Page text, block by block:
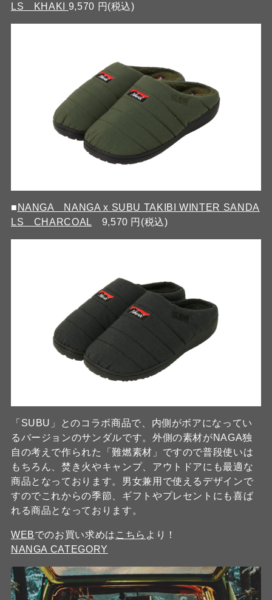
LS KHAKI 9,570 円(税込)
■ NANGA NANGA x SUBU TAKIBI WINTER SANDA
LS CHARCOAL 9,570 円(税込)
「SUBU」とのコラボ商品で、内側がボアになってい
るバージョンのサンダルです。外側の素材がNAGA独
自の考えで作られた「難燃素材」ですので普段使いは
もちろん、焚き火やキャンプ、アウトドアにも最適な
商品となっております。男女兼用で使えるデザインで
すのでこれからの季節、ギフトやプレセントにも喜ば
れる商品となっております。
WEBでのお買い求めは こちら より！
NANGA CATEGORY